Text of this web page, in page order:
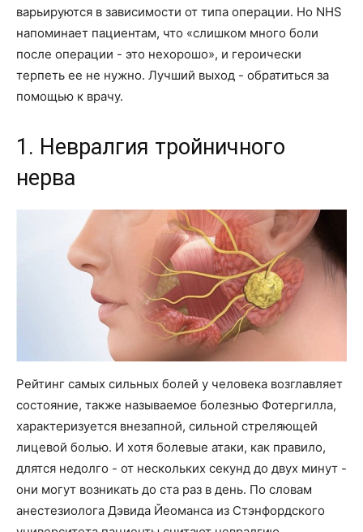
варьируются в зависимости от типа операции. Но NHS
напоминает пациентам, что «слишком много боли
после операции - это нехорошо», и героически
терпеть ее не нужно. Лучший выход - обратиться за
помощью к врачу.
1. Невралгия тройничного
нерва
Рейтинг самых сильных болей у человека возглавляет
состояние, также называемое болезнью Фотергилла,
характеризуется внезапной, сильной стреляющей
лицевой болью. И хотя болевые атаки, как правило,
длятся недолго - от нескольких секунд до двух минут -
они могут возникать до ста раз в день. По словам
анестезиолога Дэвида Йеоманса из Стэнфордского